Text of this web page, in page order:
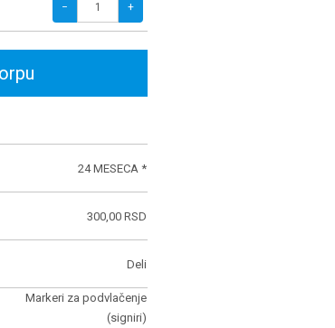
− +
24 MESECA *
300,00 RSD
Deli
Markeri za podvlačenje
(signiri)